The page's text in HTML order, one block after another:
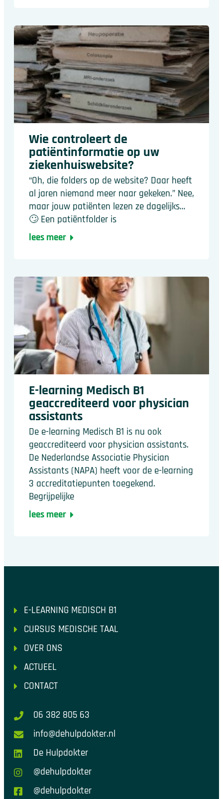
Wie controleert de
patiëntinformatie op uw
ziekenhuiswebsite?
“Oh, die folders op de website? Daar heeft
al jaren niemand meer naar gekeken.” Nee,
maar jouw patiënten lezen ze dagelijks…
🙄 Een patiëntfolder is
lees meer
E-learning Medisch B1
geaccrediteerd voor physician
assistants
De e-learning Medisch B1 is nu ook
geaccrediteerd voor physician assistants.
De Nederlandse Associatie Physician
Assistants (NAPA) heeft voor de e-learning
3 accreditatiepunten toegekend.
Begrijpelijke
lees meer
E-LEARNING MEDISCH B1
CURSUS MEDISCHE TAAL
OVER ONS
ACTUEEL
CONTACT
06 382 805 63
info@dehulpdokter.nl
De Hulpdokter
@dehulpdokter
@dehulpdokter